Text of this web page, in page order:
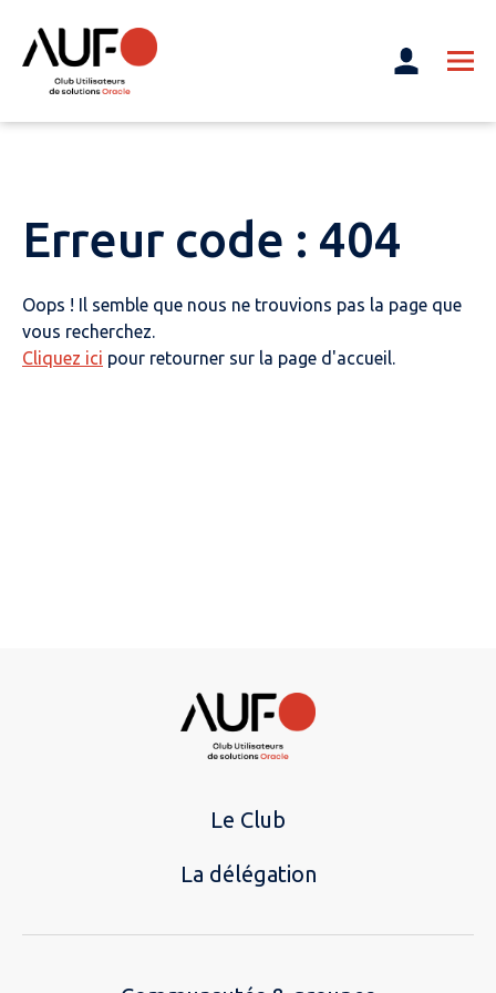
Erreur code : 404
Oops ! Il semble que nous ne trouvions pas la page que
vous recherchez.
Cliquez ici pour retourner sur la page d'accueil.
Le Club
La délégation